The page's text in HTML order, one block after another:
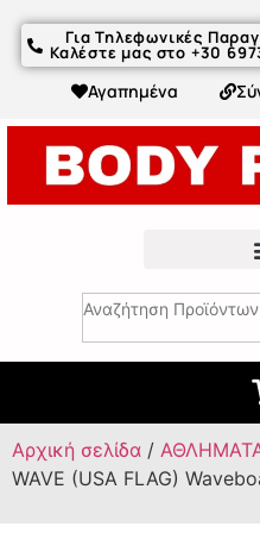
Για Τηλεφωνικές
Καλέστε μας στο +30
Αγαπημένα
Αρχική σελίδα /
WAVE (USA FLAG)